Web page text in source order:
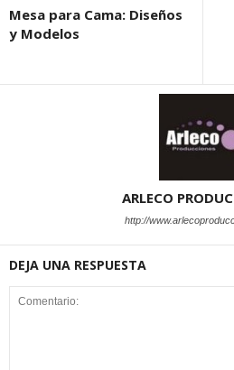
Mesa para Cama: Diseños
y Modelos
ARLECO
http://
DEJA UNA RESPUESTA